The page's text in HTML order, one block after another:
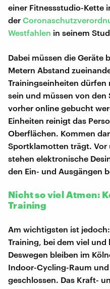
einer Fitnessstudio-Kette
der
Westfahlen in seinem
Dabei müssen die Geräte
Metern Abstand
Trainingseinheiten dürfen
sein und müssen von
vorher online gebucht
Einheiten reinigt das
Oberflächen. Kommen
Sportklamotten trägt. Vor
stehen elektronische
den Ein- und Ausgängen
Nicht so viel Atmen:
Training
Am wichtigsten ist
Training, bei dem viel
Deswegen bleiben im
Indoor-Cycling-Raum
geschlossen. Das Kraft-